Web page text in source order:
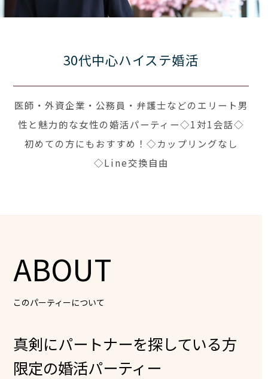
30代中心ハイステ婚活
医師・外資企業・公務員・弁護士などのエリート男
性と魅力的な女性の婚活パーティー◇1対1会話◇
初めての方にもおすすめ！◇カップリングなし
◇Line交換自由
ABOUT
このパーティーについて
真剣にパートナーを探している方
限定の婚活パーティー